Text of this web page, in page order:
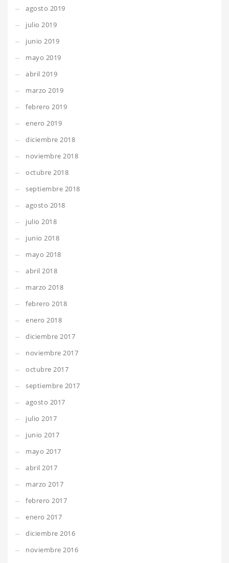
agosto 2019
julio 2019
junio 2019
mayo 2019
abril 2019
marzo 2019
febrero 2019
enero 2019
diciembre 2018
noviembre 2018
octubre 2018
septiembre 2018
agosto 2018
julio 2018
junio 2018
mayo 2018
abril 2018
marzo 2018
febrero 2018
enero 2018
diciembre 2017
noviembre 2017
octubre 2017
septiembre 2017
agosto 2017
julio 2017
junio 2017
mayo 2017
abril 2017
marzo 2017
febrero 2017
enero 2017
diciembre 2016
noviembre 2016